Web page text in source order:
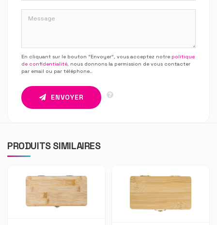
En cliquant sur le bouton “Envoyer”, vous acceptez notre politique
de confidentialité, nous donnons la permission de vous contacter
par email ou par téléphone..
ENVOYER
PRODUITS SIMILAIRES